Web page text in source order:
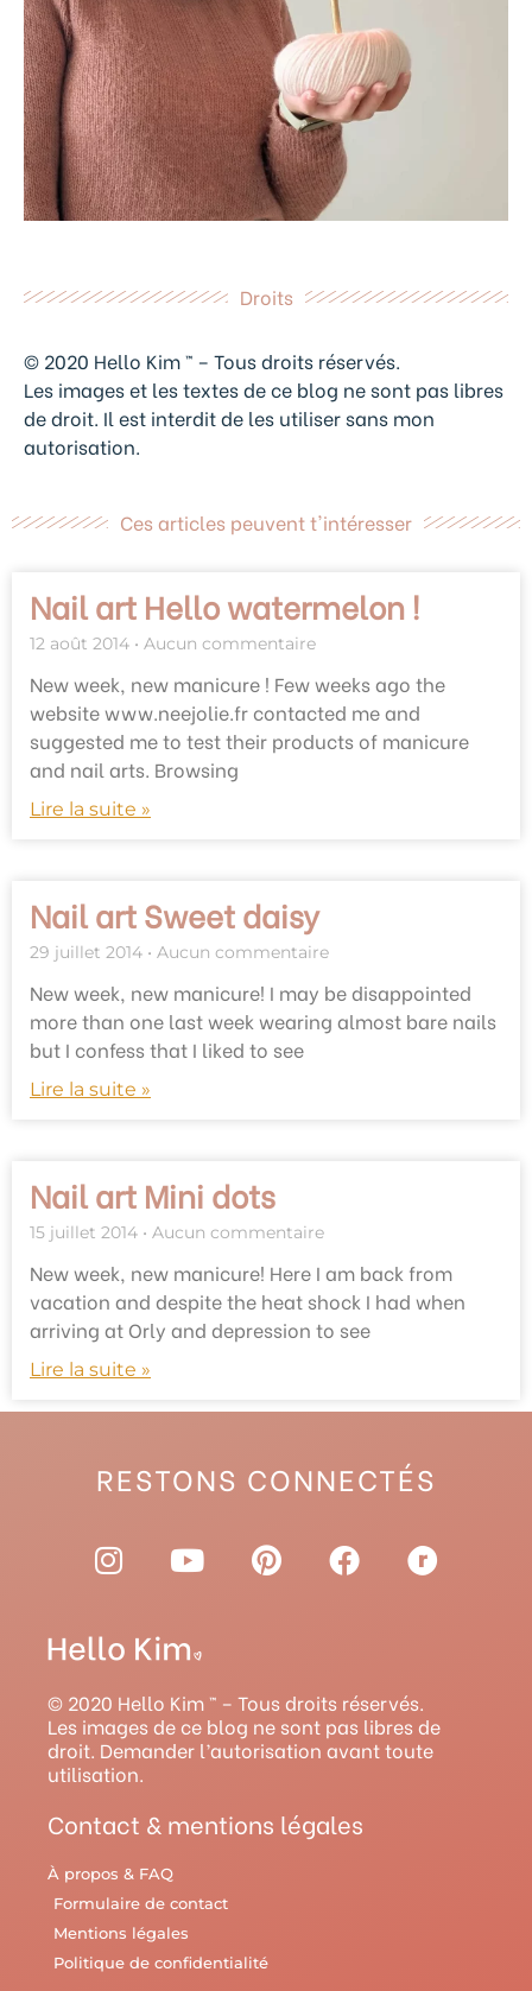
Droits
© 2020 Hello Kim ™ – Tous droits réservés.
Les images et les textes de ce blog ne sont pas libres
de droit. Il est interdit de les utiliser sans mon
autorisation.
Ces articles peuvent t'intéresser
Nail art Hello watermelon !
12 août 2014 Aucun commentaire
New week, new manicure ! Few weeks ago the
website www.neejolie.fr contacted me and
suggested me to test their products of manicure
and nail arts. Browsing
Lire la suite »
Nail art Sweet daisy
29 juillet 2014 Aucun commentaire
New week, new manicure! I may be disappointed
more than one last week wearing almost bare nails
but I confess that I liked to see
Lire la suite »
Nail art Mini dots
15 juillet 2014 Aucun commentaire
New week, new manicure! Here I am back from
vacation and despite the heat shock I had when
arriving at Orly and depression to see
Lire la suite »
RESTONS CONNECTÉS
I
n
t
a
g
r
a
m
Y
o
t
u
b
e
P
i
r
e
s
F
a
o
o
k
R
a
y
© 2020 Hello Kim ™ – Tous droits réservés.
Les images de ce blog ne sont pas libres de
droit. Demander l’autorisation avant toute
utilisation.
Contact & mentions légales
À propos & FAQ
Formulaire de contact
Mentions légales
Politique de confidentialité